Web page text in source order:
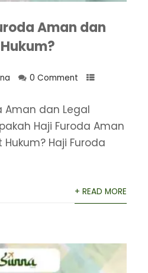
Aman dan
0 Comment
Aman dan Legal
Haji Furoda Aman
Haji Furoda
+ READ MORE